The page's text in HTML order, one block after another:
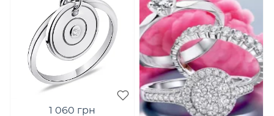
1 060 грн